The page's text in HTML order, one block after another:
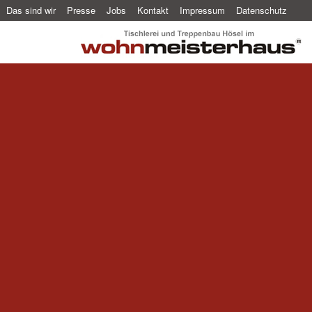
Das sind wir Presse Jobs Kontakt Impressum Datenschutz